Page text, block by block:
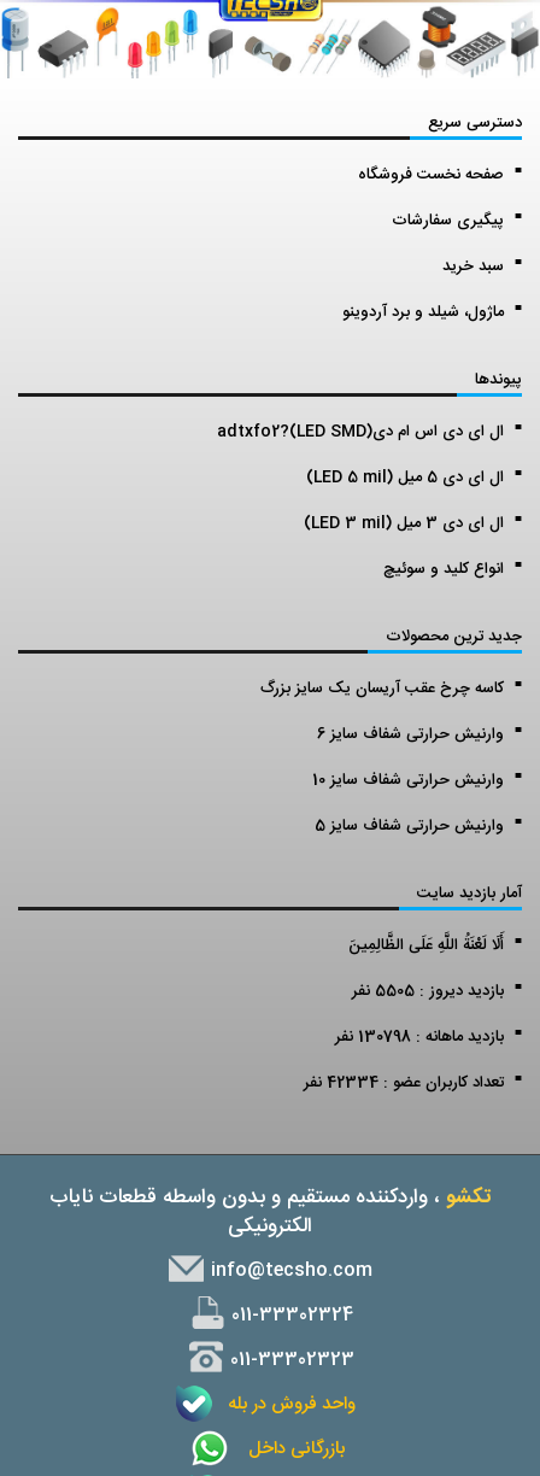
دسترسی سریع
صفحه نخست فروشگاه
پیگیری سفارشات
سبد خرید
ماژول، شیلد و برد آردوینو
پیوندها
ال ای دی اس ام دی(LED SMD)?adtxfo2
ال ای دی 5 میل (LED 5 mil)
ال ای دی 3 میل (LED 3 mil)
انواع کلید و سوئیچ
جدید ترین محصولات
کاسه چرخ عقب آریسان یک سایز بزرگ
وارنیش حرارتی شفاف سایز 6
وارنیش حرارتی شفاف سایز 10
وارنیش حرارتی شفاف سایز 5
آمار بازدید سایت
أَلَا لَعْنَةُ اللَّهِ عَلَى الظَّالِمِينَ
بازدید دیروز : 5505 نفر
بازدید ماهانه : 130798 نفر
تعداد کاربران عضو : 42334 نفر
تکشو ، واردکننده مستقیم و بدون واسطه قطعات نایاب
الکترونیکی
info@tecsho.com
011-33302324
011-33302323
واحد فروش در بله
بازرگانی داخل